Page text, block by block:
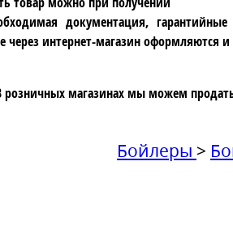
документация,
через интернет-магазин оформляются
розничных магазинах мы можем
Бойлеры >